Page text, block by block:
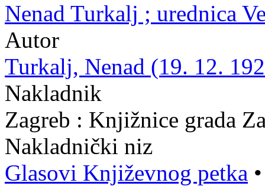
Nenad Turkalj ; urednica
Autor
Turkalj, Nenad (19. 12.
Nakladnik
Zagreb : Knjižnice grada
Nakladnički niz
Glasovi Književnog petka